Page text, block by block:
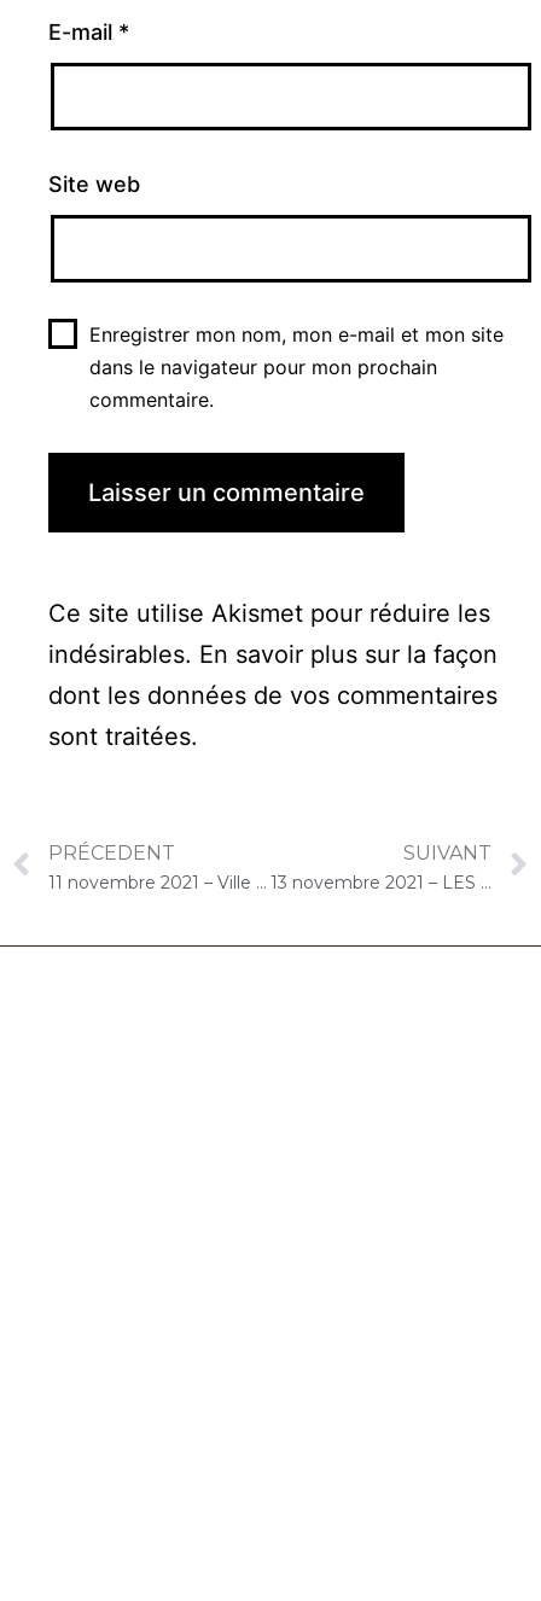
E-mail *
Site web
Enregistrer mon nom, mon e-mail et mon site
dans le navigateur pour mon prochain
commentaire.
Ce site utilise Akismet pour réduire les
indésirables. En savoir plus sur la façon
dont les données de vos commentaires
sont traitées.
PRÉCEDENT
11 novembre 2021 – Ville d’Athis-Mons : Concert « Cello Solo »
SUIVANT
13 novembre 2021 – LES GIRANDIERES (Massy) : Concert « Cello Solo »